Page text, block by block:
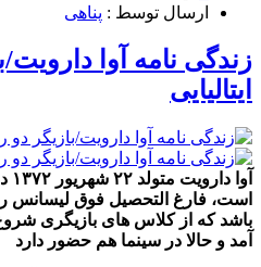
ارسال توسط : پناهی
زندگی نامه آوا دارویت/
ایتالیایی
است، فارغ التحصیل فوق لیسانس
باشد که از کلاس های بازیگری
آمد و حالا در سینما هم حضور دارد